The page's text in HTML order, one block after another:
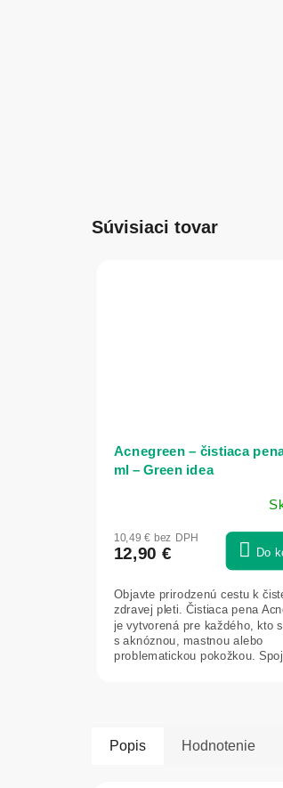
Súvisiaci tovar
Acnegreen – čistiaca
ml – Green idea
10,49 € bez DPH
12,90 € Do
Objavte prirodzenú cestu k
zdravej pleti. Čistiaca pena
je vytvorená pre každého, kto
s aknóznou, mastnou alebo
problematickou pokožkou.
Popis Hodnotenie